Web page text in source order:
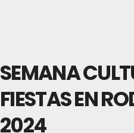
SEMANA
FIESTAS EN
2024